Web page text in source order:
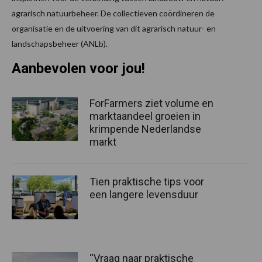
agrarisch natuurbeheer. De collectieven coördineren de
organisatie en de uitvoering van dit agrarisch natuur- en
landschapsbeheer (ANLb).
Aanbevolen voor jou!
ForFarmers ziet volume en
marktaandeel groeien in
krimpende Nederlandse
markt
Tien praktische tips voor
een langere levensduur
“Vraag naar praktische